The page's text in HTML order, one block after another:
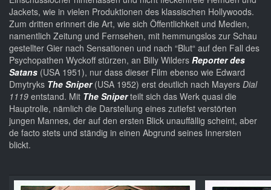
Jackets, wie in vielen Produktionen des klassischen Hollywoods.
Zum dritten erinnert die Art, wie sich Öffentlichkeit und Medien,
namentlich Zeitung und Fernsehen, mit hemmungslos zur Schau
gestellter Gier nach Sensationen und nach “Blut“ auf den Fall des
Psychopathen Wyckoff stürzen, an Billy Wilders Reporter des
Satans (USA 1951), nur dass dieser Film ebenso wie Edward
Dmytryks The Sniper(USA 1952) erst deutlich nach Mayers Dial
1119 entstand. Mit The Sniper teilt sich das Werk quasi die
Hauptrolle, nämlich die Darstellung eines zutiefst verstörten
jungen Mannes, der auf den ersten Blick unauffällig scheint, aber
de facto stets und ständig in einen Abgrund seines Innersten
blickt.